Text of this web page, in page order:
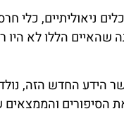
ניאוליתיים, כלי
שהאיים הללו לא
החדש הזה, נולד
הסיפורים